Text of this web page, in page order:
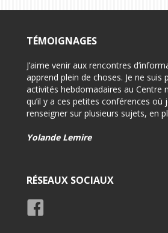
TÉMOIGNAGES
J’aime venir aux rencontres
apprend plein de choses. Je ne suis
activités hebdomadaires au Centre
qu’il y a ces petites conférences où
renseigner sur plusieurs sujets, en
Yolande Lemire
RÉSEAUX SOCIAUX